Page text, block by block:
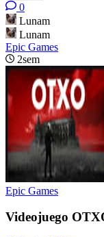
0
Lunam
Lunam
Epic Games
2sem
Epic Games
Videojuego